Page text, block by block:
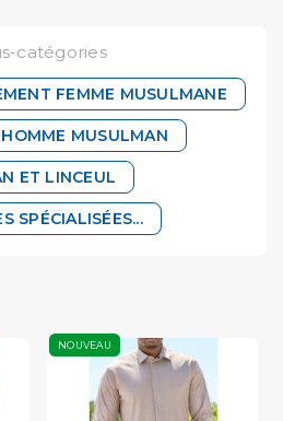
catégories
FEMME MUSULMANE
MUSULMAN
ET LINCEUL
SPÉCIALISÉES...
NOUVEAU